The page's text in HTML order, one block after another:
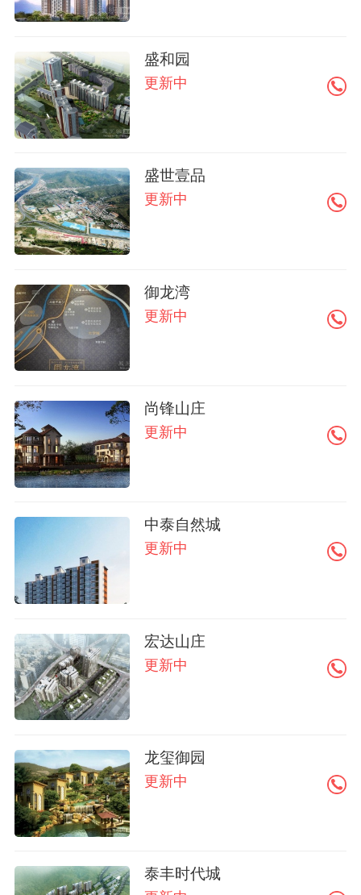
盛和园
更新中
盛世壹品
更新中
御龙湾
更新中
尚锋山庄
更新中
中泰自然城
更新中
宏达山庄
更新中
龙玺御园
更新中
泰丰时代城